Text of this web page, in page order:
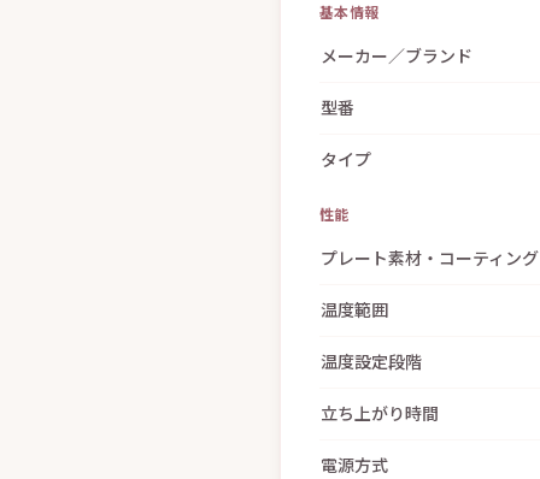
基本情報
メーカー／ブランド
型番
タイプ
性能
プレート素材・コーティング
温度範囲
温度設定段階
立ち上がり時間
電源方式